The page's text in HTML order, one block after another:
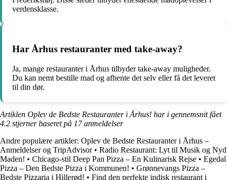
verdensklasse.
Har Århus restauranter med take-away?
Ja, mange restauranter i Århus tilbyder take-away muligheder.
Du kan nemt bestille mad og afhente det selv eller få det leveret
til din dør.
Artiklen Oplev de Bedste Restauranter i Århus! har i gennemsnit fået
4.2 stjerner baseret på 17anmeldelser
Andre populære artikler: Oplev de Bedste Restauranter i Århus –
Anmeldelser og TripAdvisor• Radio Restaurant: Lyt til Musik og Nyd
Maden! • Chicago-stil Deep Pan Pizza – En Kulinarisk Rejse • Egedal
Pizza – Den Bedste Pizza i Kommunen! • Grønnevangs Pizza –
Bedste Pizzaria i Hillerød! • Find den perfekte indisk restaurant i